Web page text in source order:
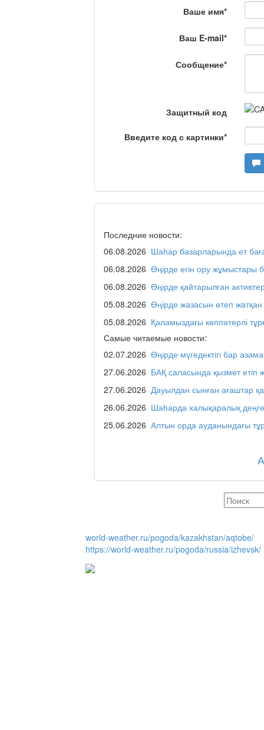
Станем чемпионами
Я открываю мир /
Дәрігер не айтады?
Maslihat LIVE
Отчётная встреча
қаласы әкімінің
REGION 04
Люди города /
Служба 109
Час депутата /
Ваше имя*
Ваш E-mail*
Сообщение*
Защитный код
Введите код с картинки*
Последние новости:
06.08.2026 Шаһар базарларында ет
06.08.2026 Өңірде егін ору жұмыстары
06.08.2026 Өңірде қайтарылған
05.08.2026 Өңірде жазасын өтеп
05.08.2026 Қаламыздағы көппәтерлі
Самые читаемые новости:
02.07.2026 Өңірде мүгедектігі бар
27.06.2026 БАҚ саласында қызмет етіп
27.06.2026 Дауылдан сынған ағаштар
26.06.2026 Шаһарда халықаралық
25.06.2026 Алтын орда ауданындағы
world-weather.ru/pogoda/kazakhstan/aqtobe/
https://world-weather.ru/pogoda/russia/izhevsk/